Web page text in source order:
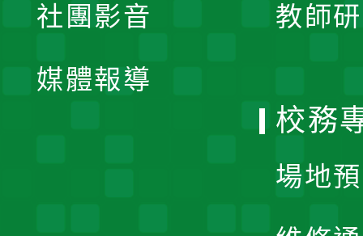
教師
社團影音
媒體報導
校務
場地